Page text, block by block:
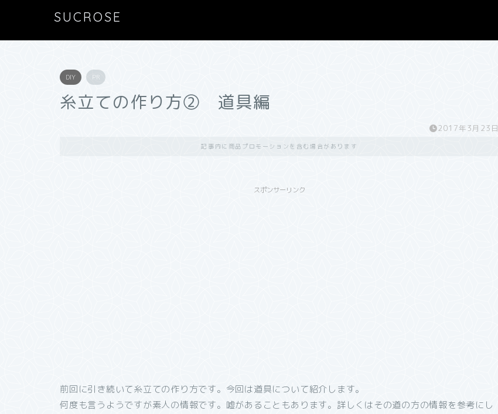
SUCROSE
DIY PR
糸立ての作り方② 道具編
2017年3月23日
記事内に商品プロモーションを含む場合があります
スポンサーリンク
前回に引き続いて糸立ての作り方です。今回は道具について紹介します。
何度も言うようですが素人の情報です。嘘があることもあります。詳しくはその道の方の情報を参考にし